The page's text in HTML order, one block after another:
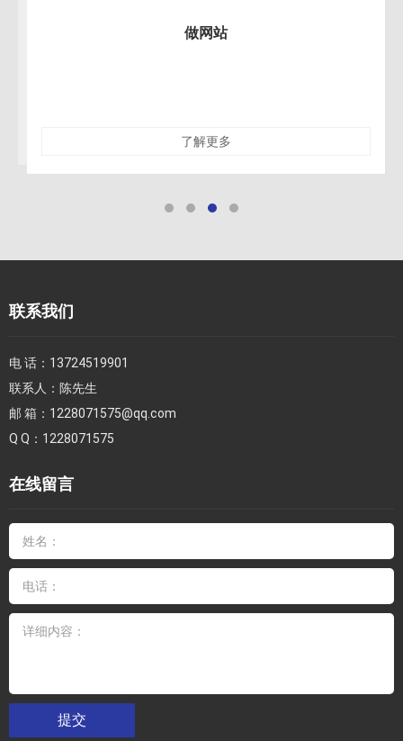
做网站
了解更多
联系我们
电 话： 13724519901
联系人： 陈先生
邮 箱： 1228071575@qq.com
Q Q： 1228071575
在线留言
提交